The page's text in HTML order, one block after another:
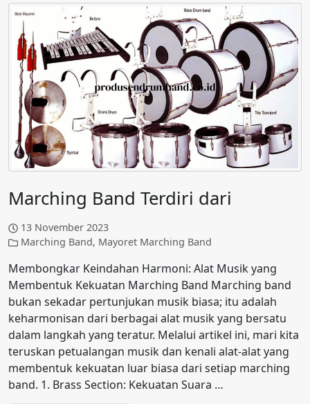
Marching Band Terdiri dari
13 November 2023
Marching Band, Mayoret Marching Band
Membongkar Keindahan Harmoni: Alat Musik yang
Membentuk Kekuatan Marching Band Marching band
bukan sekadar pertunjukan musik biasa; itu adalah
keharmonisan dari berbagai alat musik yang bersatu
dalam langkah yang teratur. Melalui artikel ini, mari kita
teruskan petualangan musik dan kenali alat-alat yang
membentuk kekuatan luar biasa dari setiap marching
band. 1. Brass Section: Kekuatan Suara …